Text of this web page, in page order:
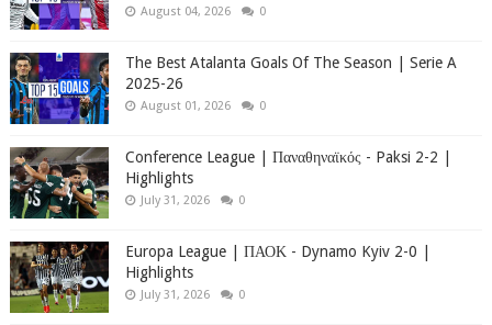
August 04, 2026 0
The Best Atalanta Goals Of The Season | Serie A
2025-26
August 01, 2026 0
Conference League | Παναθηναϊκός - Paksi 2-2 |
Highlights
July 31, 2026 0
Europa League | ΠΑΟΚ - Dynamo Kyiv 2-0 |
Highlights
July 31, 2026 0